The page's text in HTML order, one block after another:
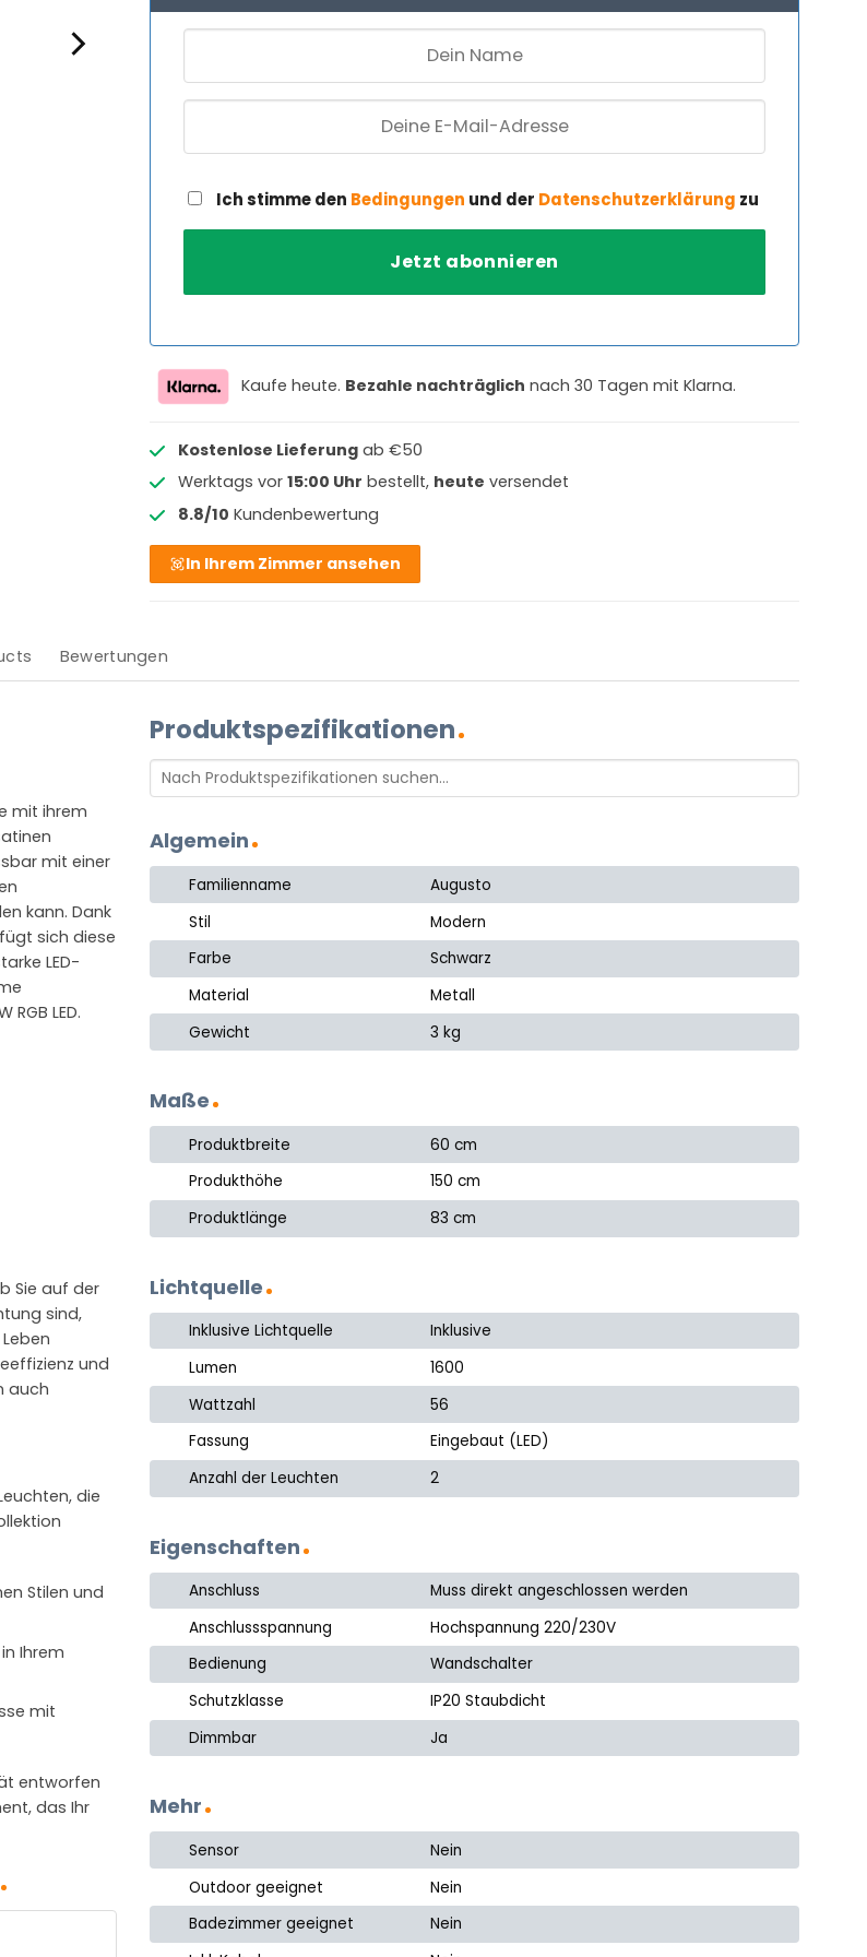
Ich stimme den Bedingungen und der Datenschutzerklärung zu
Kaufe heute. Bezahle nachträglich nach 30 Tagen mit Klarna.
Kostenlose Lieferungab €50
Werktags vor 15:00 Uhr bestellt, heute versendet
8.8/10 Kundenbewertung
In Ihrem Zimmer ansehen
Bewertungen
mit ihrem
mit einer
kann. Dank
sich diese
LED-
LED.
Sie auf der
sind,
und
auch
die
Stilen und
Ihrem
mit
entworfen
das Ihr
Produktspezifikationen
Algemein
Familienname
Augusto
Stil
Modern
Farbe
Schwarz
Material
Metall
Gewicht
3 kg
Maße
Produktbreite
60 cm
Produkthöhe
150 cm
Produktlänge
83 cm
Lichtquelle
Inklusive Lichtquelle
Inklusive
Lumen
1600
Wattzahl
56
Fassung
Eingebaut (LED)
Anzahl der Leuchten
2
Eigenschaften
Anschluss
Muss direkt angeschlossen werden
Anschlussspannung
Hochspannung 220/230V
Bedienung
Wandschalter
Schutzklasse
IP20 Staubdicht
Dimmbar
Ja
Mehr
Sensor
Nein
Outdoor geeignet
Nein
Badezimmer geeignet
Nein